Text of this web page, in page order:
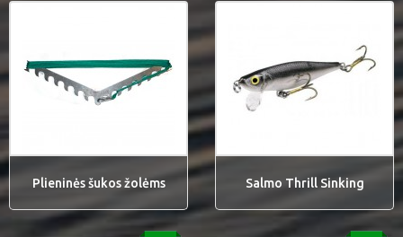
Plieninės šukos žolėms Salmo Thrill Sinking